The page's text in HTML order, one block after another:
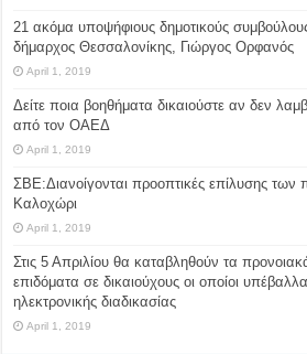
21 ακόμα υποψήφιους δημοτικούς
δήμαρχος Θεσσαλονίκης, Γιώργος Ορφανός
April 1, 2019
Δείτε ποια βοηθήματα δικαιούστε αν δεν
από τον ΟΑΕΔ
April 1, 2019
ΣΒΕ:Διανοίγονται προοπτικές επίλυσης
Καλοχώρι
April 1, 2019
Στις 5 Απριλίου θα καταβληθούν τα
επιδόματα σε δικαιούχους οι οποίοι
ηλεκτρονικής διαδικασίας
April 1, 2019